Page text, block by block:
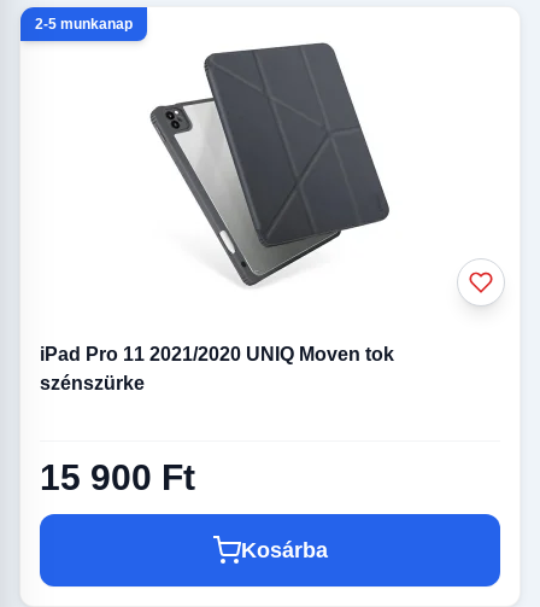
2-5 munkanap
iPad Pro 11 2021/2020 UNIQ Moven tok
szénszürke
15 900 Ft
Kosárba